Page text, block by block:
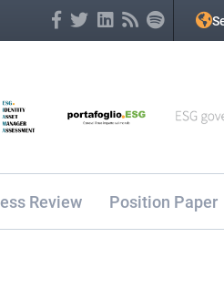
Review Position Paper